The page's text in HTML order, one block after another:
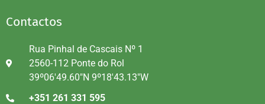
Contactos
Rua Pinhal de Cascais Nº 1
2560-112 Ponte do Rol
39º06'49.60"N 9º18'43.13"W
+351 261 331 595